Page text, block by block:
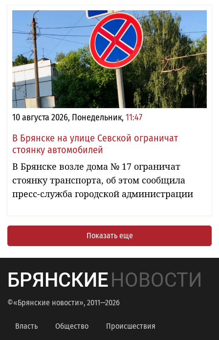
10 августа 2026, Понедельник, 11:47
В Брянске на улице Севской ограничат
стоянку автомобилей
В Брянске возле дома № 17 ограничат
стоянку транспорта, об этом сообщила
пресс-служба городской администрации
Показать еще
БРЯНСКИЕНОВОСТИ
©«Брянские новости», 2011—2026
Власть Общество Происшествия